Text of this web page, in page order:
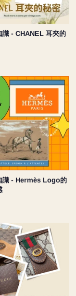
識 - CHANEL 耳夾的
識 - Hermès Logo的